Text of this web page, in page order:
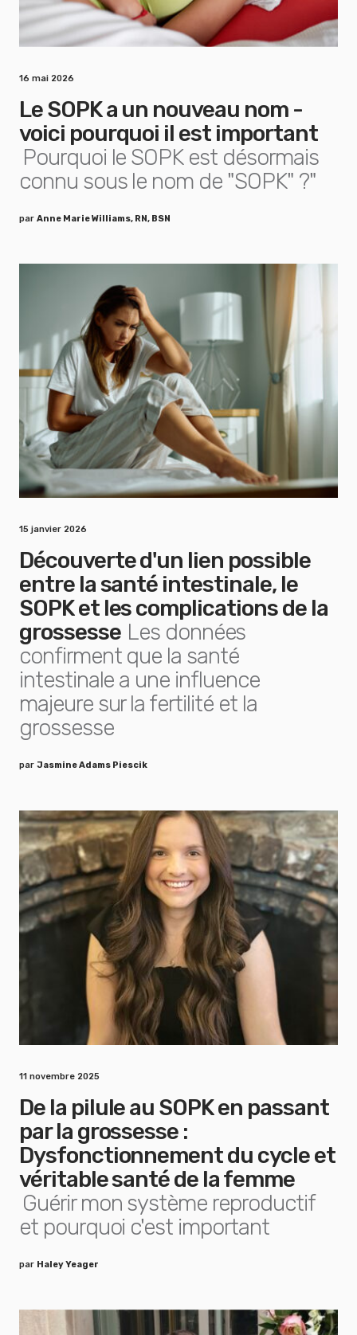
16 mai 2026
Le SOPK a un nouveau nom -
voici pourquoi il est important
Pourquoi le SOPK est désormais
connu sous le nom de "SOPK" ?"
par Anne Marie Williams, RN, BSN
15 janvier 2026
Découverte d'un lien possible
entre la santé intestinale, le
SOPK et les complications de la
grossesse Les données
confirment que la santé
intestinale a une influence
majeure sur la fertilité et la
grossesse
par Jasmine Adams Piescik
11 novembre 2025
De la pilule au SOPK en passant
par la grossesse :
Dysfonctionnement du cycle et
véritable santé de la femme
Guérir mon système reproductif
et pourquoi c'est important
par Haley Yeager